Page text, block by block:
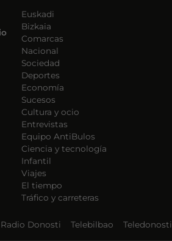
Euskadi
Bizkaia
Comarcas
Nacional
Sociedad
Deportes
Economía
Sucesos
Cultura y ocio
Entrevistas
Equipo AntiBulos
Ciencia y tecnología
Infantil
Viajes
El tiempo
Tráfico y carreteras
Radio Donosti Telebilbao Teledonosti